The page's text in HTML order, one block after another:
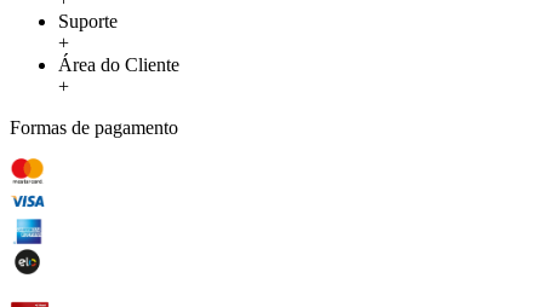
Suporte
+
Área do Cliente
+
Formas de pagamento